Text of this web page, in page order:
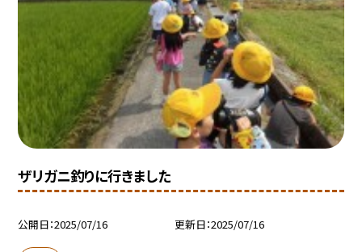
ザリガニ釣りに行きました
公開日 2025/07/16 更新日 2025/07/16